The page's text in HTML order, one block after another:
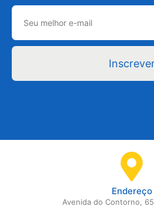
Endereço
Avenida do Contorno,